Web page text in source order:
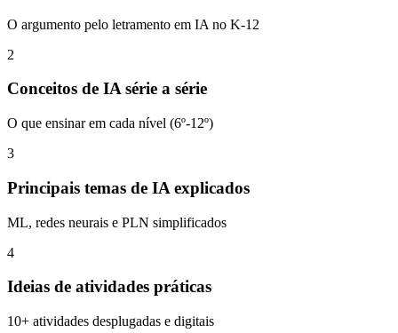
O argumento pelo letramento em IA no K-12
2
Conceitos de IA série a série
O que ensinar em cada nível (6º-12º)
3
Principais temas de IA explicados
ML, redes neurais e PLN simplificados
4
Ideias de atividades práticas
10+ atividades desplugadas e digitais